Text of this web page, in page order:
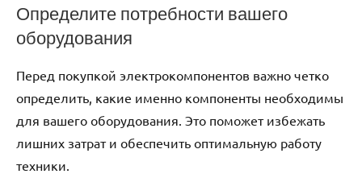
Определите потребности вашего
оборудования
Перед покупкой электрокомпонентов важно четко
определить, какие именно компоненты необходимы
для вашего оборудования. Это поможет избежать
лишних затрат и обеспечить оптимальную работу
техники.